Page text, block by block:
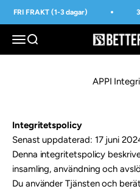
Hoppa till innehållet
FRI FRAKT (1-3 dagar)
Öppna navigeringsmenyn
Öppna sök
APPI
Integritetspolicy
Senast uppdaterad: 17 juni
Denna integritetspolicy
insamling, användning och
Du använder Tjänsten och